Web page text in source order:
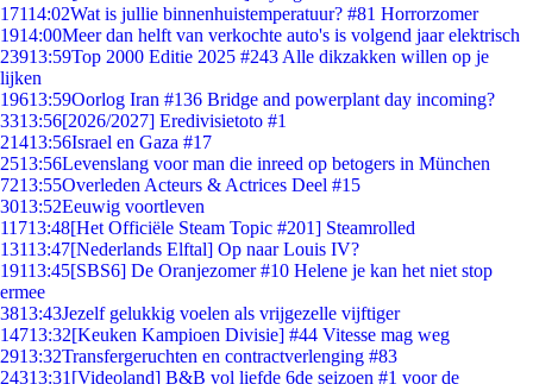
17114:02Wat is jullie binnenhuistemperatuur? #81 Horrorzomer
1914:00Meer dan helft van verkochte auto's is volgend jaar elektrisch
23913:59Top 2000 Editie 2025 #243 Alle dikzakken willen op je
lijken
19613:59Oorlog Iran #136 Bridge and powerplant day incoming?
3313:56[2026/2027] Eredivisietoto #1
21413:56Israel en Gaza #17
2513:56Levenslang voor man die inreed op betogers in München
7213:55Overleden Acteurs & Actrices Deel #15
3013:52Eeuwig voortleven
11713:48[Het Officiële Steam Topic #201] Steamrolled
13113:47[Nederlands Elftal] Op naar Louis IV?
19113:45[SBS6] De Oranjezomer #10 Helene je kan het niet stop
ermee
3813:43Jezelf gelukkig voelen als vrijgezelle vijftiger
14713:32[Keuken Kampioen Divisie] #44 Vitesse mag weg
2913:32Transfergeruchten en contractverlenging #83
24313:31 [Videoland] B&B vol liefde 6de seizoen #1 voor de